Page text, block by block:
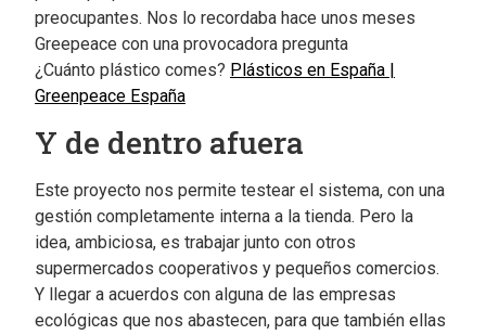
preocupantes. Nos lo recordaba hace unos meses
Greepeace con una provocadora pregunta
¿Cuánto plástico comes? Plásticos en España |
Greenpeace España
Y de dentro afuera
Este proyecto nos permite testear el sistema, con una
gestión completamente interna a la tienda. Pero la
idea, ambiciosa, es trabajar junto con otros
supermercados cooperativos y pequeños comercios.
Y llegar a acuerdos con alguna de las empresas
ecológicas que nos abastecen, para que también ellas